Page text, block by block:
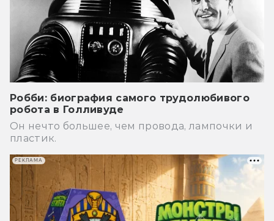
Робби: биография самого трудолюбивого
робота в Голливуде
Он нечто большее, чем провода, лампочки и
пластик.
РЕКЛАМА